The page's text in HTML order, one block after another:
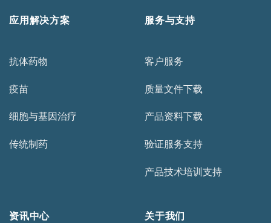
应用解决方案
抗体药物
疫苗
细胞与基因治疗
传统制药
服务与支持
客户服务
质量文件下载
产品资料下载
验证服务支持
产品技术培训支持
资讯中心 关于我们